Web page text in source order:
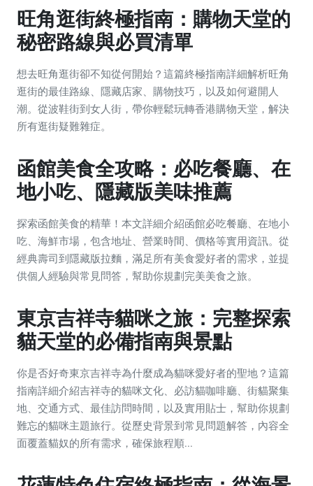
旺角逛街終極指南：購物天堂的
秘密路線與必買清單
想去旺角逛街卻不知從何開始？這篇終極指南詳細解析旺角
逛街的最佳路線、隱藏店家、購物技巧，以及如何避開人
潮。從波鞋街到女人街，帶你輕鬆玩轉香港購物天堂，解決
所有逛街疑難雜症。
函館美食全攻略：必吃餐廳、在
地小吃、隱藏版美味推薦
探索函館美食的精華！本文詳細介紹函館必吃餐廳、在地小
吃、海鮮市場，包含地址、營業時間、價格等實用資訊。從
經典壽司到隱藏版拉麵，滿足所有美食愛好者的需求，並提
供個人經驗與常見問答，幫助你規劃完美美食之旅。
東京吉祥寺貓咪之旅：完整探索
貓天堂的必備指南與景點
你是否好奇東京吉祥寺為什麼成為貓咪愛好者的聖地？這篇
指南詳細介紹吉祥寺的貓咪文化、必訪貓咖啡廳、街貓聚集
地、交通方式、最佳訪問時間，以及實用貼士，幫助你規劃
難忘的貓咪主題旅行。從歷史背景到常見問題解答，內容全
面覆蓋貓奴的所有需求，確保旅程順...